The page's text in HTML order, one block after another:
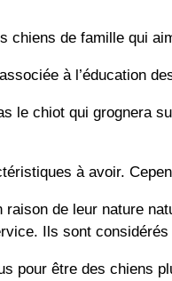
chiens de famille qui
à l’éducation
le chiot qui grognera
à avoir.
de leur nature
Ils sont
pour être des chiens